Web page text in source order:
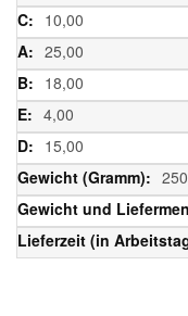
10,00
25,00
18,00
4,00
15,00
250